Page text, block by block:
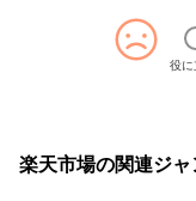
役に
楽天市場の関連ジャ